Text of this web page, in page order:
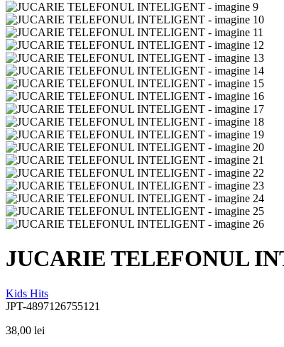
JUCARIE TELEFONUL
Kids Hits
JPT-4897126755121
38,00 lei